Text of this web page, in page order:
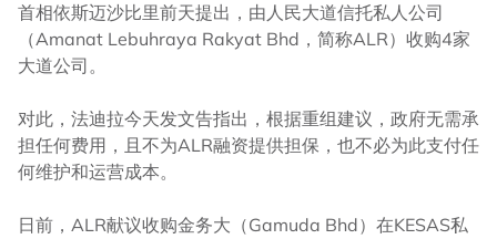
首相依斯迈沙比里前天提出，由人民大道信托私人公司
（Amanat Lebuhraya Rakyat Bhd，简称ALR）收购4家
大道公司。
对此，法迪拉今天发文告指出，根据重组建议，政府无需承
担任何费用，且不为ALR融资提供担保，也不必为此支付任
何维护和运营成本。
日前，ALR献议收购金务大（Gamuda Bhd）在KESAS私